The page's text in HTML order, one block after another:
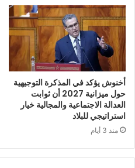
أخنوش يؤكد في المذكرة التوجيهية
حول ميزانية 2027 أن ثوابت
العدالة الاجتماعية والمجالية خيار
استراتيجي للبلاد
منذ 3 أيام